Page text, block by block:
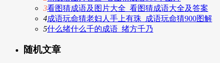
3看图猜成语及图片大全_看图猜成语大全及答案
4成语玩命猜老妇人手上有珠_成语玩命猜900图解
5什么绪什么千的成语_绪方千乃
随机文章